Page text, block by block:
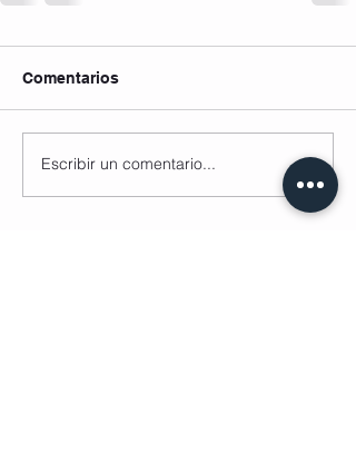
Comentarios
Escribir un comentario...